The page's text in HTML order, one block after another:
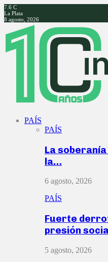
7.6 C
La Plata
8 agosto, 2026
Facebook
Twitter
Instagram
Youtube
PAÍS
PAÍS
La
la…
6 agosto, 2026
PAÍS
Fuerte
presión
5 agosto, 2026